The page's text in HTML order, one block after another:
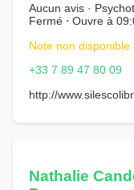
Aucun avis ·
Fermé ⋅ Ouvre à
Note non disponible
+33 7 89 47 80 09
http://
Nathalie